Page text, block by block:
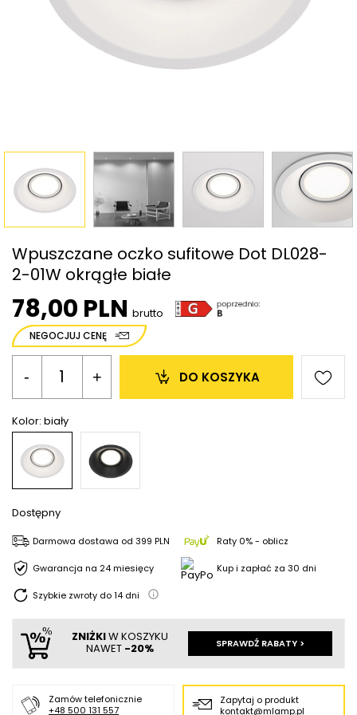
Wpuszczane oczko sufitowe Dot DL028-
2-01W okrągłe białe
78,00 PLN brutto
NEGOCJUJ CENĘ
Kolor: biały
- + DO KOSZYKA
Dostępny
Darmowa dostawa od 399 PLN Raty 0% - oblicz
Gwarancja na 24 miesięcy Kup i zapłać za 30 dni
Szybkie zwroty do14 dni
ZNIŻKIW KOSZYKU
NAWET -20% SPRAWDŹ RABATY >
Zamów telefonicznie
+48 500 131 557
Zapytaj o produkt
kontakt@mlamp.pl